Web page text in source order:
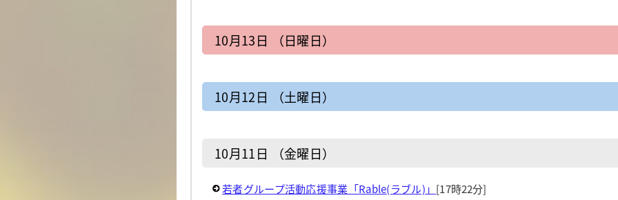
10月13日 （日曜日）
10月12日 （土曜日）
10月11日 （金曜日）
若者グループ活動応援事業「Rable(ラブル)」 [17時22分]